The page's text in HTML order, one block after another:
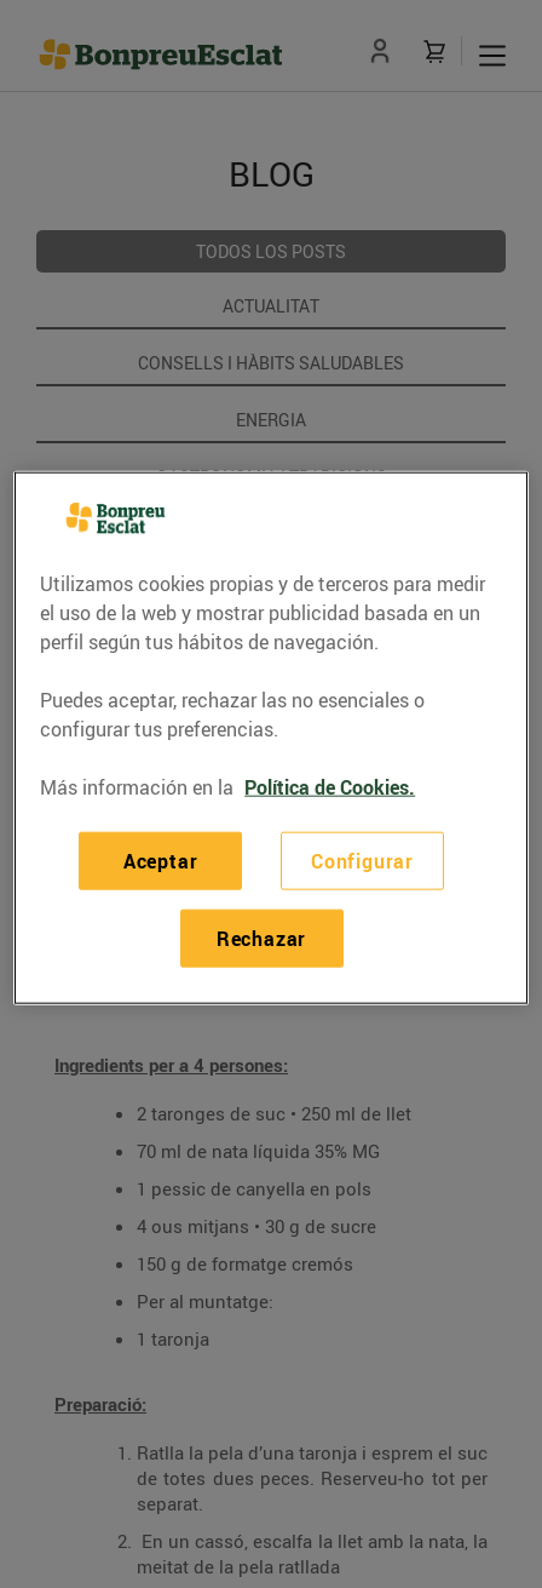
BLOG
TODOS LOS POSTS
ACTUALITAT
CONSELLS I HÀBITS SALUDABLES
ENERGIA
GASTRONOMIA I TRADICIONS
RECETAS
Flam de taronja
Ingredients per a 4 persones:
2 taronges de suc • 250 ml de llet
70 ml de nata líquida 35% MG
1 pessic de canyella en pols
4 ous mitjans • 30 g de sucre
150 g de formatge cremós
Per al muntatge:
1 taronja
Preparació:
Ratlla la pela d’una taronja i esprem el suc
de totes dues peces. Reserveu-ho tot per
separat.
En un cassó, escalfa la llet amb la nata, la
meitat de la pela ratllada
Utilizamos cookies propias y de terceros para medir
el uso de la web y mostrar publicidad basada en un
perfil según tus hábitos de navegación.
Puedes aceptar, rechazar las no esenciales o
configurar tus preferencias.
Más información en la Política de Cookies.
Configurar
Rechazar
Aceptar